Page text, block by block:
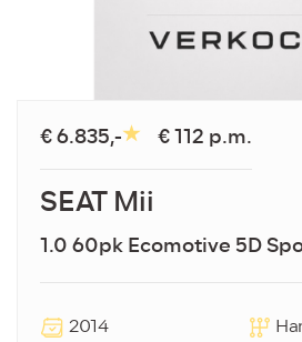
€ 6.835,- € 112 p.m.
SEAT Mii
1.0 60pk Ecomotive 5D
2014